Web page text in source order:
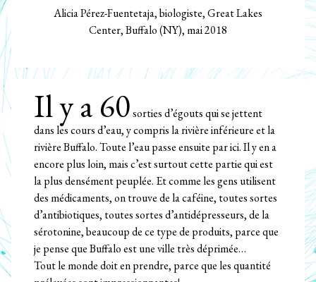
Alicia Pérez-Fuentetaja, biologiste, Great Lakes
Center, Buffalo (NY), mai 2018
Il y a 60sorties d’égouts qui se jettent
dans les cours d’eau, y compris la rivière inférieure et la
rivière Buffalo. Toute l’eau passe ensuite par ici. Il y en a
encore plus loin, mais c’est surtout cette partie qui est
la plus densément peuplée. Et comme les gens utilisent
des médicaments, on trouve de la caféine, toutes sortes
d’antibiotiques, toutes sortes d’antidépresseurs, de la
sérotonine, beaucoup de ce type de produits, parce que
je pense que Buffalo est une ville très déprimée…
Tout le monde doit en prendre, parce que les quantité